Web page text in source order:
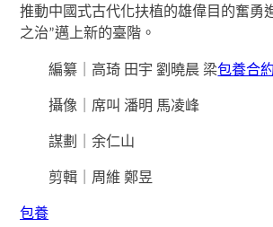
推動中國式古代化扶植的雄偉目的奮勇
之治”邁上新的臺階。
編纂｜高琦 田宇 劉曉晨 梁包養合約
攝像｜席叫 潘明 馬凌峰
謀劃｜余仁山
剪輯｜周維 鄭昱
包養